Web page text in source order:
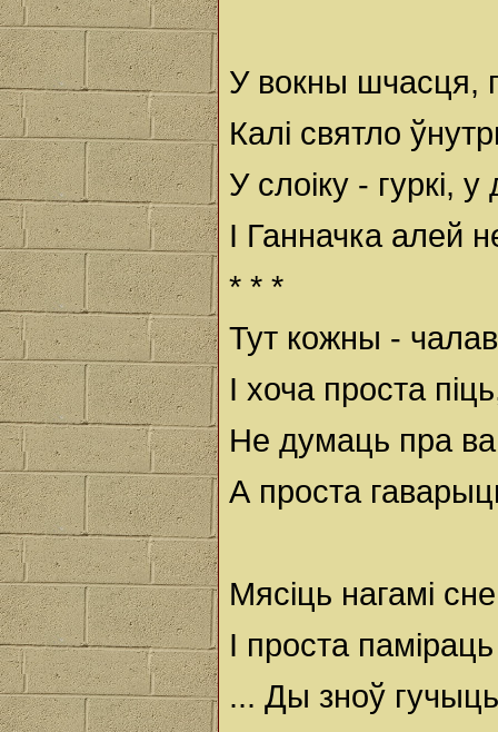
У вокны шчасця,
Калі святло
У слоіку - гуркі,
І Ганначка алей
* * *
Тут кожны -
І хоча проста
Не думаць пра
А проста
Мясіць нагамі
І проста
... Ды зноў